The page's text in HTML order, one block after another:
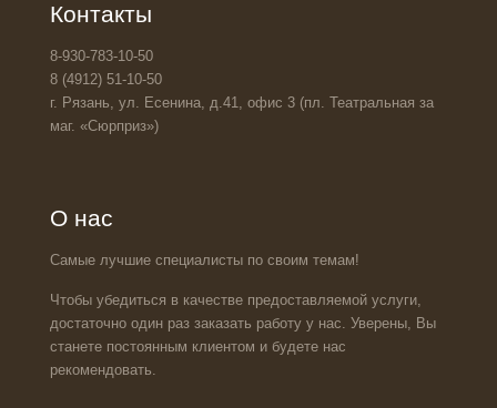
Контакты
8-930-783-10-50
8 (4912) 51-10-50
г. Рязань, ул. Есенина, д.41, офис 3 (пл. Театральная за
маг. «Сюрприз»)
О нас
Самые лучшие специалисты по своим темам!
Чтобы убедиться в качестве предоставляемой услуги,
достаточно один раз заказать работу у нас. Уверены, Вы
станете постоянным клиентом и будете нас
рекомендовать.